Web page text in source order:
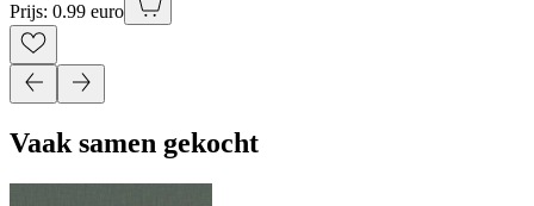
Prijs: 0.99 euro
Vaak samen gekocht